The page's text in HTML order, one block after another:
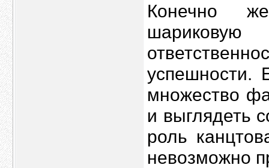
Конечно
успешности.
множество
и выглядеть
роль
невозможно